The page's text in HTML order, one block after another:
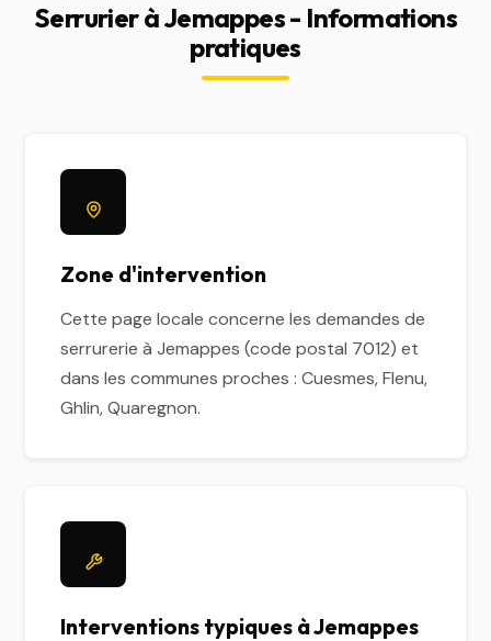
Serrurier à Jemappes - Informations
pratiques
Zone d'intervention
Cette page locale concerne les demandes de
serrurerie à Jemappes (code postal 7012) et
dans les communes proches : Cuesmes, Flenu,
Ghlin, Quaregnon.
Interventions typiques à Jemappes